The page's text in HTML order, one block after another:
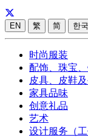
EN 繁 简 한
时尚服装
配饰、珠宝
皮具、皮鞋
家具品味
创意礼品
艺术
设计服务（工